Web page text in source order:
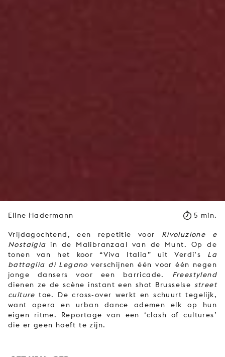
Eline Hadermann 5 min.
Vrijdagochtend, een repetitie voor Rivoluzione e
Nostalgia in de Malibranzaal van de Munt. Op de
tonen van het koor “Viva Italia” uit Verdi’s La
battaglia di Legano verschijnen één voor één negen
jonge dansers voor een barricade. Freestylend
dienen ze de scène instant een shot Brusselse street
culture toe. De cross-over werkt en schuurt tegelijk,
want opera en urban dance ademen elk op hun
eigen ritme. Reportage van een ‘clash of cultures’
die er geen hoeft te zijn.